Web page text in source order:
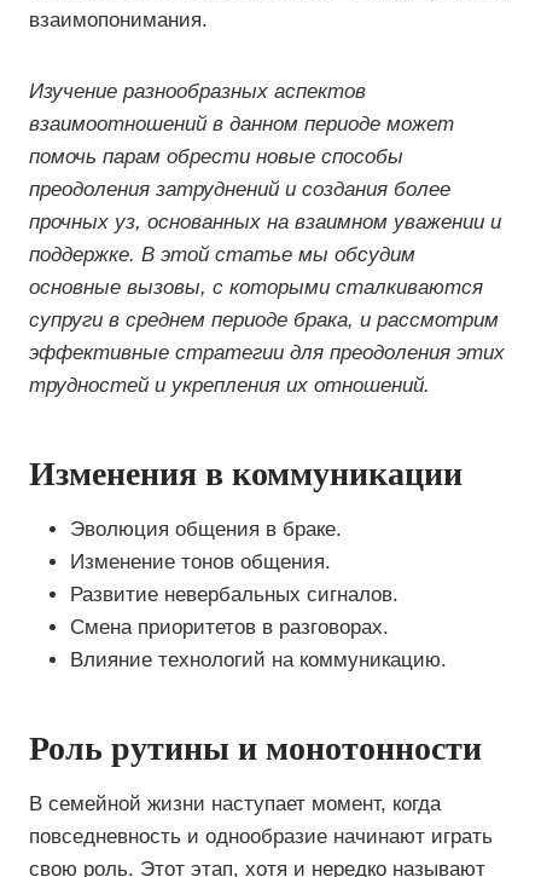
взаимопонимания.
Изучение разнообразных аспектов
взаимоотношений в данном периоде может
помочь парам обрести новые способы
преодоления затруднений и создания более
прочных уз, основанных на взаимном уважении и
поддержке. В этой статье мы обсудим
основные вызовы, с которыми сталкиваются
супруги в среднем периоде брака, и рассмотрим
эффективные стратегии для преодоления этих
трудностей и укрепления их отношений.
Изменения в коммуникации
Эволюция общения в браке.
Изменение тонов общения.
Развитие невербальных сигналов.
Смена приоритетов в разговорах.
Влияние технологий на коммуникацию.
Роль рутины и монотонности
В семейной жизни наступает момент, когда
повседневность и однообразие начинают играть
свою роль. Этот этап, хотя и нередко называют